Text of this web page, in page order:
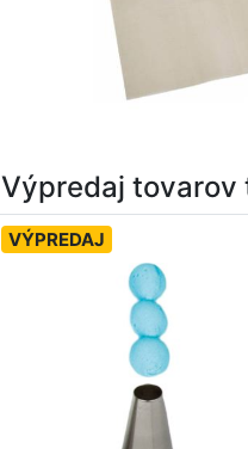
Výpredaj tovarov
VÝPREDAJ